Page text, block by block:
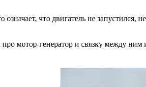
означает, что двигатель не
про мотор-генератор и связку между